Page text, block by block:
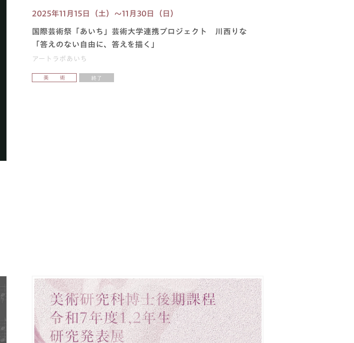
2025年11月15日（土）～11月30日（日）
国際芸術祭「あいち」芸術大学連携プロジェクト 川西りな
「答えのない自由に、答えを描く」
アートラボあいち
美 術 終了